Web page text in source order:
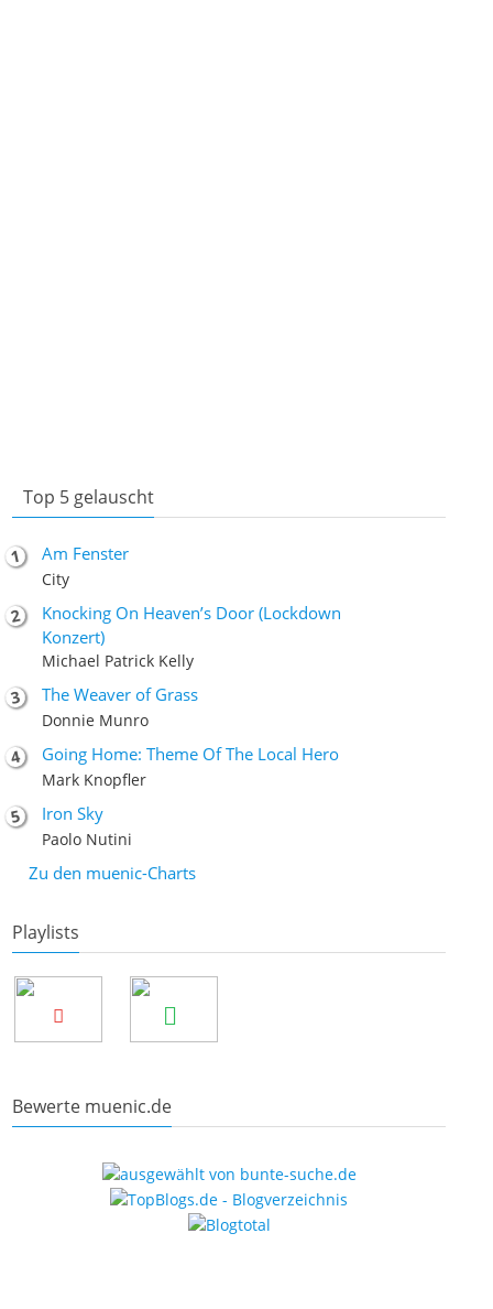
Top 5 gelauscht
Am Fenster
City
Knocking On Heaven’s Door (Lockdown
Konzert)
Michael Patrick Kelly
The Weaver of Grass
Donnie Munro
Going Home: Theme Of The Local Hero
Mark Knopfler
Iron Sky
Paolo Nutini
Zu den muenic-Charts
Playlists
Bewerte muenic.de